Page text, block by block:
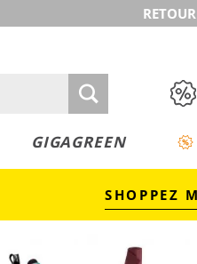
GIGAGREEN
SHOPPEZ